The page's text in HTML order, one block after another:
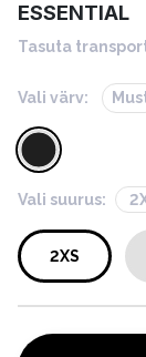
ESSENTIAL
Tasuta
Vali värv:
Vali suurus:
2XS